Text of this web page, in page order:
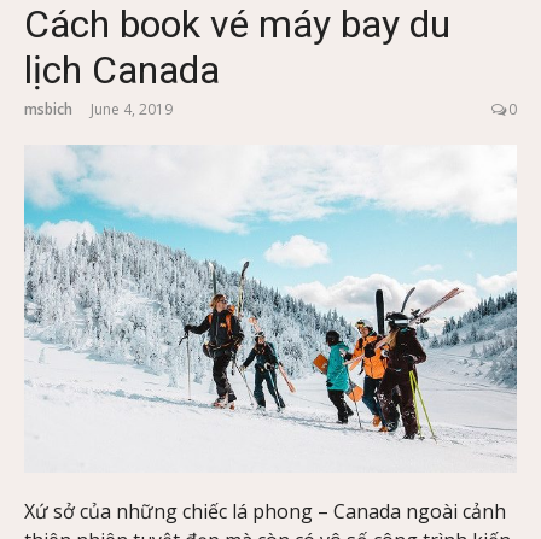
Cách book vé máy bay du
lịch Canada
msbich June 4, 2019 0
Xứ sở của những chiếc lá phong – Canada ngoài cảnh